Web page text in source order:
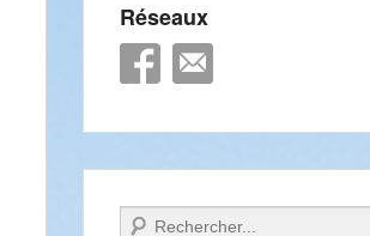
Réseaux
Recherche